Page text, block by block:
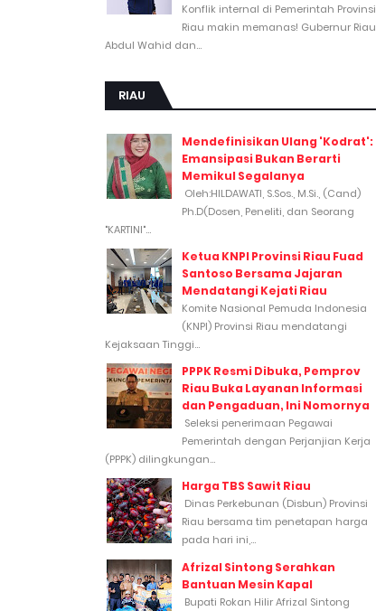
Konflik internal di Pemerintah Provinsi
Riau makin memanas! Gubernur Riau
Abdul Wahid dan...
RIAU
Mendefinisikan Ulang 'Kodrat':
Emansipasi Bukan Berarti
Memikul Segalanya
Oleh:HILDAWATI, S.Sos., M.Si., (Cand)
Ph.D(Dosen, Peneliti, dan Seorang
"KARTINI"...
Ketua KNPI Provinsi Riau Fuad
Santoso Bersama Jajaran
Mendatangi Kejati Riau
Komite Nasional Pemuda Indonesia
(KNPI) Provinsi Riau mendatangi
Kejaksaan Tinggi...
PPPK Resmi Dibuka, Pemprov
Riau Buka Layanan Informasi
dan Pengaduan, Ini Nomornya
Seleksi penerimaan Pegawai
Pemerintah dengan Perjanjian Kerja
(PPPK) dilingkungan...
Harga TBS Sawit Riau
Dinas Perkebunan (Disbun) Provinsi
Riau bersama tim penetapan harga
pada hari ini,...
Afrizal Sintong Serahkan
Bantuan Mesin Kapal
Bupati Rokan Hilir Afrizal Sintong